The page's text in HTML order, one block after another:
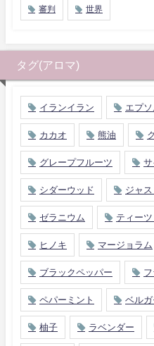
審判 世界
タグ(アロマ)
イランイラン エプソ
カカオ 熊油
グレープフルーツ サ
シダーウッド ジャ
ゼラニウム ティーツ
ヒノキ マージョラム
ブラックペッパー
ペパーミント ベルガ
柚子 ラベンダー